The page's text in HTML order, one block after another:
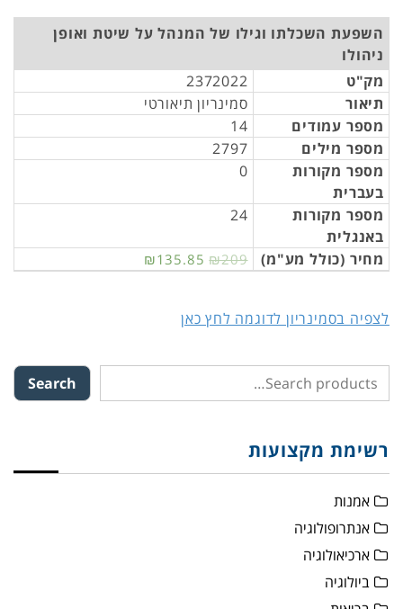
השפעת השכלתו וגילו של המנהל על שיטת ואופן
ניהולו
מק"ט
2372022
תיאור
סמינריון תיאורטי
מספר עמודים
14
מספר מילים
2797
מספר מקורות
בעברית
0
מספר מקורות
באנגלית
24
מחיר (כולל מע"מ) ₪135.85 ₪209
לצפיה בסמינריון לדוגמה לחץ כאן
Search
רשימת מקצועות
אמנות
אנתרופולוגיה
ארכיאולוגיה
ביולוגיה